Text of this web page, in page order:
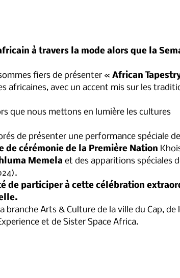
à travers la mode alors que la
fiers de présenter « African
africaines, avec un accent mis sur les
de présenter une performance spéciale de
de cérémonie de la Première Nation
Memela et des apparitions spéciales
de participer à cette célébration
et de Sister Space Africa.